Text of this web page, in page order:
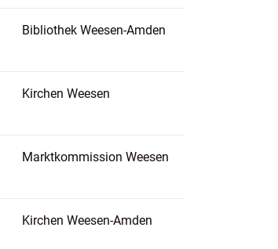
Bibliothek Weesen-Amden
Kirchen Weesen
Marktkommission Weesen
Kirchen Weesen-Amden